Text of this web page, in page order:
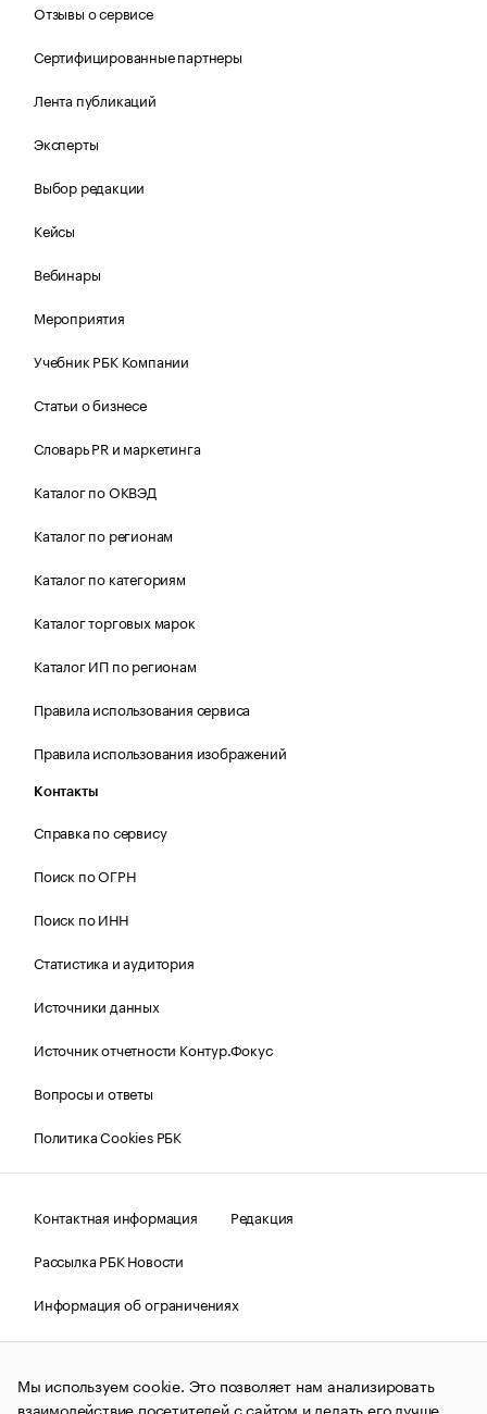
Отзывы о сервисе
Сертифицированные партнеры
Лента публикаций
Эксперты
Выбор редакции
Кейсы
Вебинары
Мероприятия
Учебник РБК Компании
Статьи о бизнесе
Словарь PR и маркетинга
Каталог по ОКВЭД
Каталог по регионам
Каталог по категориям
Каталог торговых марок
Каталог ИП по регионам
Правила использования сервиса
Правила использования изображений
Контакты
Справка по сервису
Поиск по ОГРН
Поиск по ИНН
Статистика и аудитория
Источники данных
Источник отчетности Контур.Фокус
Вопросы и ответы
Политика Cookies РБК
Контактная информация
Редакция
Рассылка РБК Новости
Информация об ограничениях
Правовая информация
О соблюдении авторских прав
© АО «РОСБИЗНЕСКОНСАЛТИНГ»,1995–2026.Сообщения
и материалы информационного агентства «РБК»
Мы используем cookie. Это позволяет нам анализировать
взаимодействие посетителей с сайтом и делать его лучше.